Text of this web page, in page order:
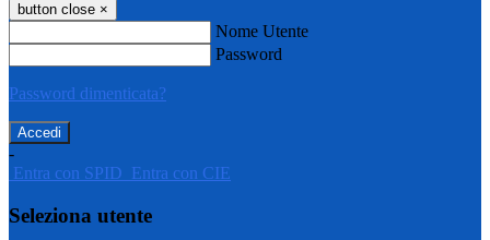
button close ×
Nome Utente
Password
Password dimenticata?
-
Entra con SPID Entra con CIE
Seleziona utente